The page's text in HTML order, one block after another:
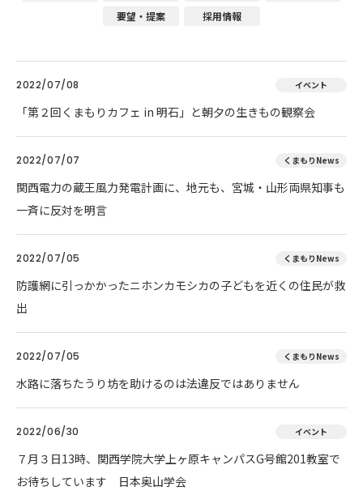
要望・提案
採用情報
2022/07/08 イベント
「第２回くまもりカフェ in 明石」と朝夕の生きもの観察会
2022/07/07 くまもりNews
関西電力の蔵王風力発電計画に、地元も、宮城・山形両県知事も
一斉に反対を明言
2022/07/05 くまもりNews
防護網に引っかかったニホンカモシカの子どもを近くの住民が救
出
2022/07/05 くまもりNews
水路に落ちたうり坊を助けるのは法違反ではありません
2022/06/30 イベント
７月３日13時、関西学院大学上ヶ原キャンパスG号館201教室で
お待ちしています 日本奥山学会